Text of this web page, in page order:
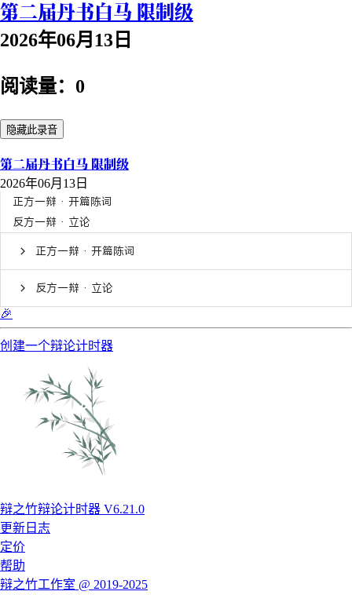
第二届丹书白马 限制级
2026年06月13日
阅读量：0
隐藏此录音
第二届丹书白马 限制级
2026年06月13日
正方一辩 · 开篇陈词
反方一辩 · 立论
正方一辩 · 开篇陈词
反方一辩 · 立论
🎉
创建一个辩论计时器
辩之竹辩论计时器 V6.21.0
更新日志
定价
帮助
辩之竹工作室 @ 2019-2025